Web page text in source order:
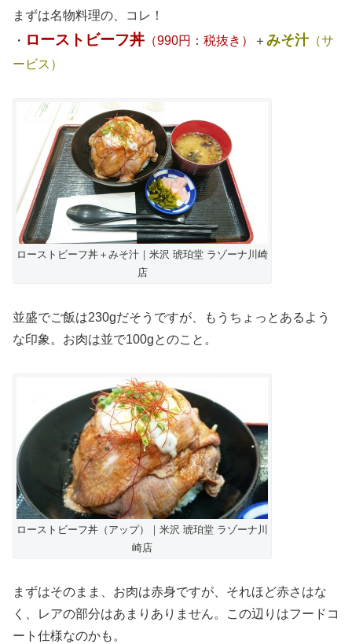
まずは名物料理の、コレ！
・ ローストビーフ丼 （990円：税抜き） ＋みそ汁（サ
ービス）
ローストビーフ丼＋みそ汁｜米沢 琥珀堂 ラゾーナ川崎
店
並盛でご飯は230gだそうですが、もうちょっとあるよう
な印象。お肉は並で100gとのこと。
ローストビーフ丼（アップ）｜米沢 琥珀堂 ラゾーナ川
崎店
まずはそのまま、お肉は赤身ですが、それほど赤さはな
く、レアの部分はあまりありません。この辺りはフードコ
ート仕様なのかも。